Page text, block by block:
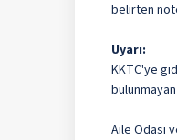
belirten
Uyarı:
KKTC'ye
Aile Odası